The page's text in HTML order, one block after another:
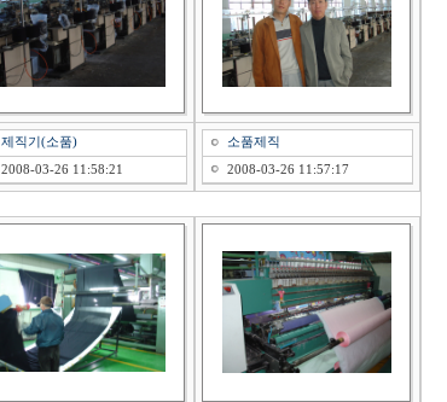
제직기(소품)
2008-03-26 11:58:21
소품제직
2008-03-26 11:57:17